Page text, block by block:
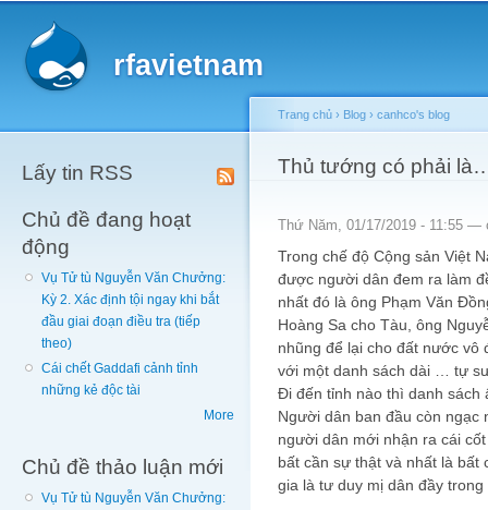
rfavietnam
Lấy tin RSS
Chủ đề đang hoạt
động
Vụ Tử tù Nguyễn Văn Chưởng:
Kỳ 2. Xác định tội ngay khi bắt
đầu giai đoạn điều tra (tiếp
theo)
Cái chết Gaddafi cảnh tỉnh
những kẻ độc tài
More
Chủ đề thảo luận mới
Vụ Tử tù Nguyễn Văn Chưởng:
You are here
Trang chủ › Blog › canhco's blog
Thủ tướng có phải
Thứ Năm, 01/17/2019 - 11:55 —
Trong chế độ Cộng sản Việt
được người dân đem ra làm
nhất đó là ông Phạm Văn
Hoàng Sa cho Tàu, ông
nhũng để lại cho đất nước vô
với một danh sách dài … tự
Đi đến tỉnh nào thì danh sách
Người dân ban đầu còn ngạc
người dân mới nhận ra cái
bất cần sự thật và nhất là bất
gia là tư duy mị dân đầy